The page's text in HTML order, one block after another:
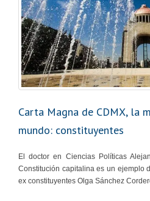
Carta Magna de CDMX, la
mundo: constituyentes
El doctor en Ciencias Políticas
Constitución capitalina es un
ex constituyentes Olga Sánchez